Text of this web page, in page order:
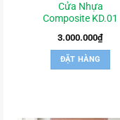
Cửa Nhựa
Composite KD.01
3.000.000₫
ĐẶT HÀNG